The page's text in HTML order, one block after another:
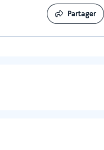
Partager
Partager